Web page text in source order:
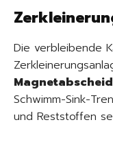
Die verbleibende
Schwimm-Sink-
und Reststoffen